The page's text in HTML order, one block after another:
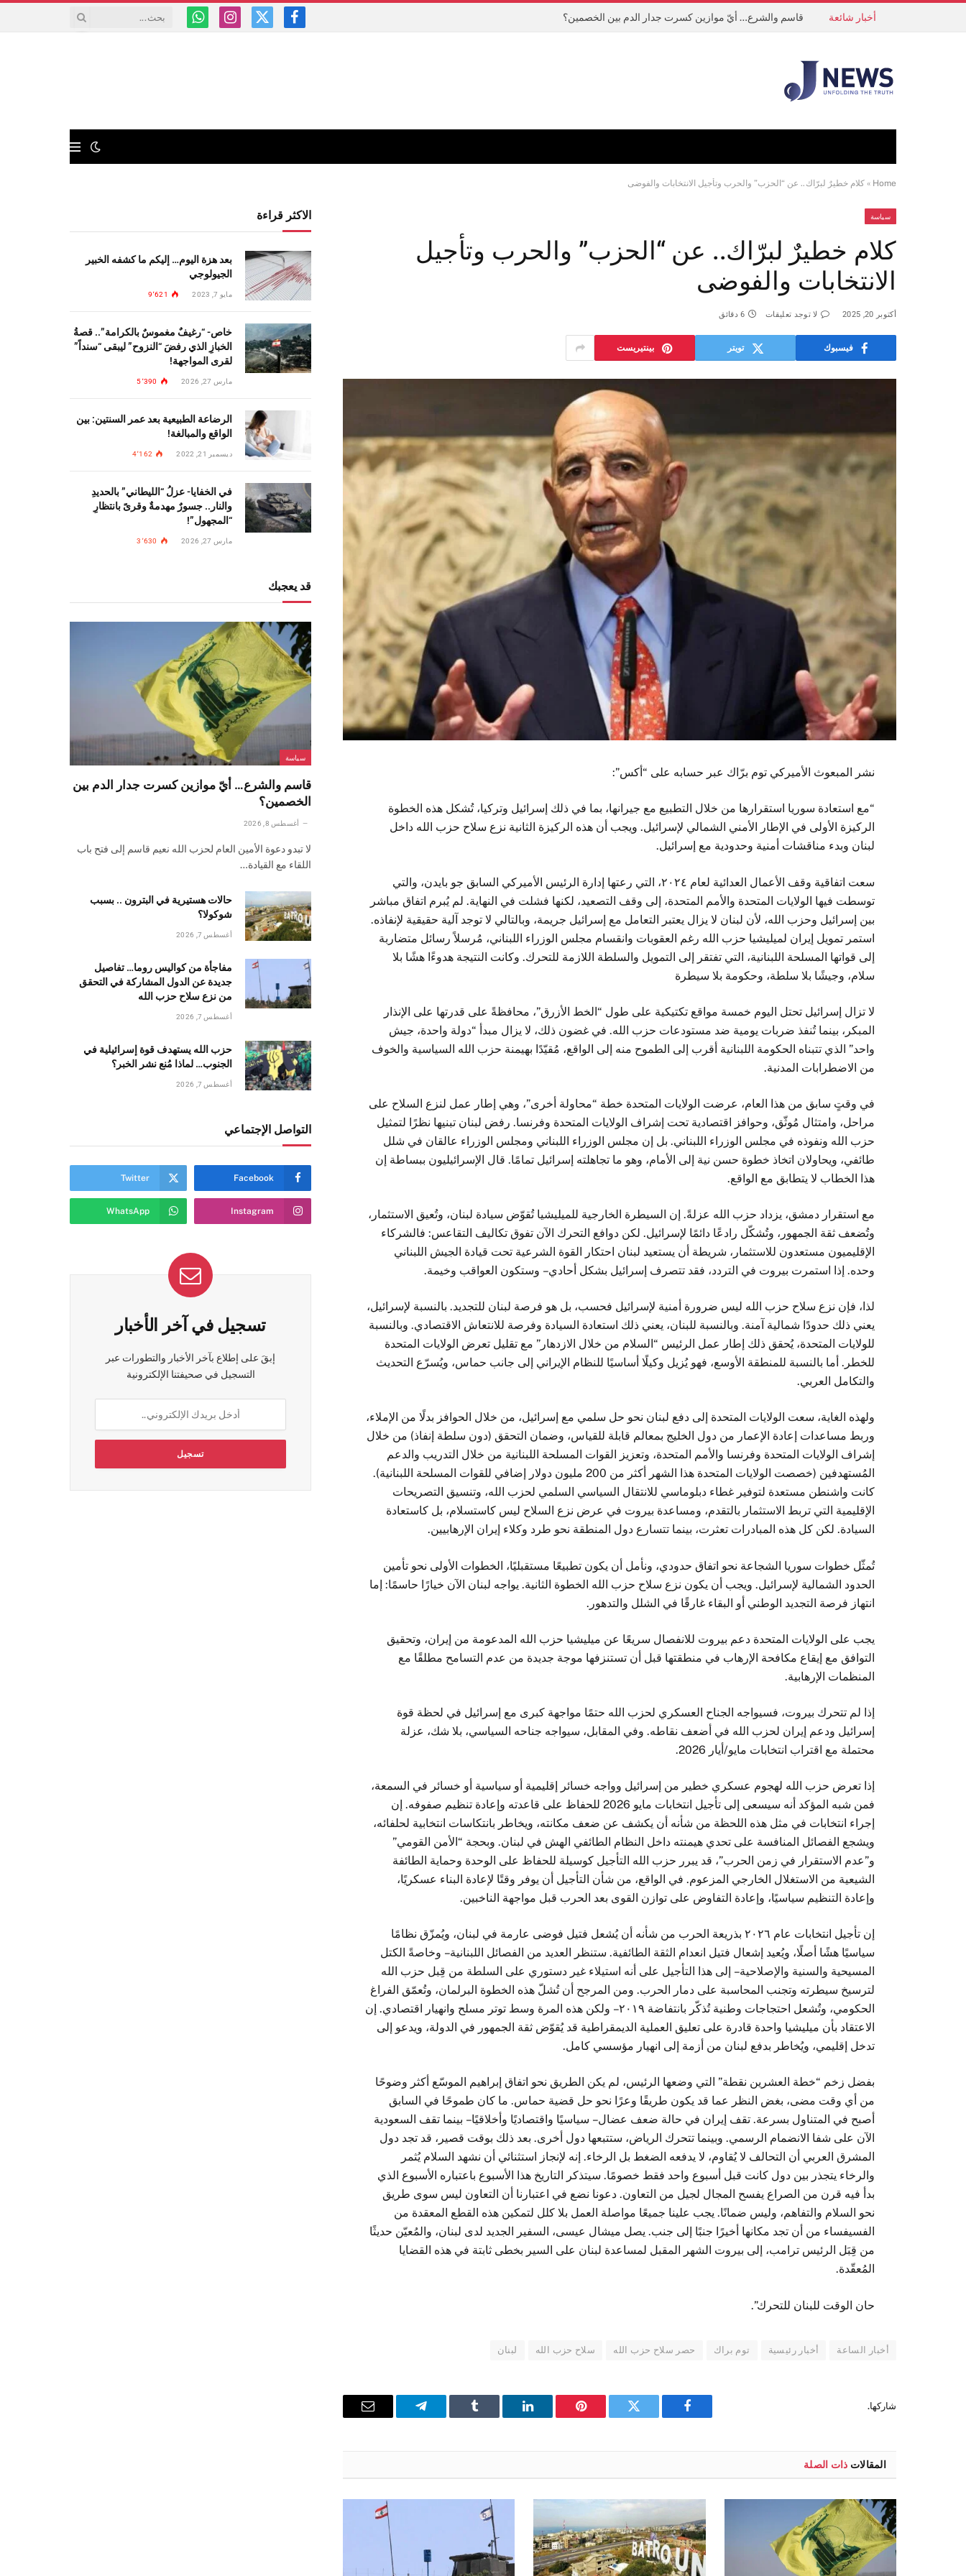
أخبار شائعة قاسم والشرع… أيّ موازين كسرت جدار الدم بين الخصمين؟
فيسبوكX
الانستغرامواتساب
Home
» كلام خطيرٌ لبرّاك.. عن “الحزب” والحرب وتأجيل الانتخابات والفوضى
سياسة
كلام خطيرٌ لبرّاك.. عن “الحزب” والحرب وتأجيل
الانتخابات والفوضى
أكتوبر 20, 2025 لا توجد تعليقات 6 دقائق
فيسبوك تويتر بينتيريست
نشر المبعوث الأميركي توم برّاك عبر حسابه على “أكس”:
“مع استعادة سوريا استقرارها من خلال التطبيع مع جيرانها، بما في ذلك إسرائيل وتركيا، تُشكل هذه الخطوة
الركيزة الأولى في الإطار الأمني ​​الشمالي لإسرائيل. ويجب أن هذه الركيزة الثانية نزع سلاح حزب الله داخل
لبنان وبدء مناقشات أمنية وحدودية مع إسرائيل.
سعت اتفاقية وقف الأعمال العدائية لعام ٢٠٢٤، التي رعتها إدارة الرئيس الأميركي السابق جو بايدن، والتي
توسطت فيها الولايات المتحدة والأمم المتحدة، إلى وقف التصعيد، لكنها فشلت في النهاية. لم يُبرم اتفاق مباشر
بين إسرائيل وحزب الله، لأن لبنان لا يزال يعتبر التعامل مع إسرائيل جريمة، وبالتالي لا توجد آلية حقيقية لإنفاذه.
استمر تمويل إيران لميليشيا حزب الله رغم العقوبات وانقسام مجلس الوزراء اللبناني، مُرسلاً رسائل متضاربة
إلى قواتها المسلحة اللبنانية، التي تفتقر إلى التمويل والسلطة اللازمة للتحرك. وكانت النتيجة هدوءًا هشًا بلا
سلام، وجيشًا بلا سلطة، وحكومة بلا سيطرة
لا تزال إسرائيل تحتل اليوم خمسة مواقع تكتيكية على طول “الخط الأزرق”، محافظةً على قدرتها على الإنذار
المبكر، بينما تُنفذ ضربات يومية ضد مستودعات حزب الله. في غضون ذلك، لا يزال مبدأ “دولة واحدة، جيش
واحد” الذي تتبناه الحكومة اللبنانية أقرب إلى الطموح منه إلى الواقع، مُقيّدًا بهيمنة حزب الله السياسية والخوف
من الاضطرابات المدنية.
في وقتٍ سابق من هذا العام، عرضت الولايات المتحدة خطة “محاولة أخرى”، وهي إطار عمل لنزع السلاح على
مراحل، وامتثال مُوثّق، وحوافز اقتصادية تحت إشراف الولايات المتحدة وفرنسا. رفض لبنان تبنيها نظرًا لتمثيل
حزب الله ونفوذه في مجلس الوزراء اللبناني. بل إن مجلس الوزراء اللبناني ومجلس الوزراء عالقان في شلل
طائفي، ويحاولان اتخاذ خطوة حسن نية إلى الأمام، وهو ما تجاهلته إسرائيل تمامًا. قال الإسرائيليون ببساطة إن
هذا الخطاب لا يتطابق مع الواقع.
مع استقرار دمشق، يزداد حزب الله عزلةً. إن السيطرة الخارجية للميليشيا تُقوّض سيادة لبنان، وتُعيق الاستثمار،
وتُضعف ثقة الجمهور، وتُشكّل رادعًا دائمًا لإسرائيل. لكن دوافع التحرك الآن تفوق تكاليف التقاعس: فالشركاء
الإقليميون مستعدون للاستثمار، شريطة أن يستعيد لبنان احتكار القوة الشرعية تحت قيادة الجيش اللبناني
وحده. إذا استمرت بيروت في التردد، فقد تتصرف إسرائيل بشكل أحادي – وستكون العواقب وخيمة.
لذا، فإن نزع سلاح حزب الله ليس ضرورة أمنية لإسرائيل فحسب، بل هو فرصة لبنان للتجديد. بالنسبة لإسرائيل،
يعني ذلك حدودًا شمالية آمنة. وبالنسبة للبنان، يعني ذلك استعادة السيادة وفرصة للانتعاش الاقتصادي. وبالنسبة
للولايات المتحدة، يُحقق ذلك إطار عمل الرئيس “السلام من خلال الازدهار” مع تقليل تعرض الولايات المتحدة
للخطر. أما بالنسبة للمنطقة الأوسع، فهو يُزيل وكيلًا أساسيًا للنظام الإيراني إلى جانب حماس، ويُسرّع التحديث
والتكامل العربي.
ولهذه الغاية، سعت الولايات المتحدة إلى دفع لبنان نحو حل سلمي مع إسرائيل، من خلال الحوافز بدلًا من الإملاء،
وربط مساعدات إعادة الإعمار من دول الخليج بمعالم قابلة للقياس، وضمان التحقق (دون سلطة إنفاذ) من خلال
إشراف الولايات المتحدة وفرنسا والأمم المتحدة، وتعزيز القوات المسلحة اللبنانية من خلال التدريب والدعم
المُستهدفين (خصصت الولايات المتحدة هذا الشهر أكثر من 200 مليون دولار إضافي للقوات المسلحة اللبنانية).
كانت واشنطن مستعدة لتوفير غطاء دبلوماسي للانتقال السياسي السلمي لحزب الله، وتنسيق التصريحات
الإقليمية التي تربط الاستثمار بالتقدم، ومساعدة بيروت في عرض نزع السلاح ليس كاستسلام، بل كاستعادة
السيادة. لكن كل هذه المبادرات تعثرت، بينما تتسارع دول المنطقة نحو طرد وكلاء إيران الإرهابيين.
تُمثّل خطوات سوريا الشجاعة نحو اتفاق حدودي، ونأمل أن يكون تطبيعًا مستقبليًا، الخطوات الأولى نحو تأمين
الحدود الشمالية لإسرائيل. ويجب أن يكون نزع سلاح حزب الله الخطوة الثانية. يواجه لبنان الآن خيارًا حاسمًا: إما
انتهاز فرصة التجديد الوطني أو البقاء غارقًا في الشلل والتدهور.
يجب على الولايات المتحدة دعم بيروت للانفصال سريعًا عن ميليشيا حزب الله المدعومة من إيران، وتحقيق
التوافق مع إيقاع مكافحة الإرهاب في منطقتها قبل أن تستنزفها موجة جديدة من عدم التسامح مطلقًا مع
المنظمات الإرهابية.
إذا لم تتحرك بيروت، فسيواجه الجناح العسكري لحزب الله حتمًا مواجهة كبرى مع إسرائيل في لحظة قوة
إسرائيل ودعم إيران لحزب الله في أضعف نقاطه. وفي المقابل، سيواجه جناحه السياسي، بلا شك، عزلة
محتملة مع اقتراب انتخابات مايو/أيار 2026.
إذا تعرض حزب الله لهجوم عسكري خطير من إسرائيل وواجه خسائر إقليمية أو سياسية أو خسائر في السمعة،
فمن شبه المؤكد أنه سيسعى إلى تأجيل انتخابات مايو 2026 للحفاظ على قاعدته وإعادة تنظيم صفوفه. إن
إجراء انتخابات في مثل هذه اللحظة من شأنه أن يكشف عن ضعف مكانته، ويخاطر بانتكاسات انتخابية لحلفائه،
ويشجع الفصائل المنافسة على تحدي هيمنته داخل النظام الطائفي الهش في لبنان. وبحجة “الأمن القومي”
و”عدم الاستقرار في زمن الحرب”، قد يبرر حزب الله التأجيل كوسيلة للحفاظ على الوحدة وحماية الطائفة
الشيعية من الاستغلال الخارجي المزعوم. في الواقع، من شأن التأجيل أن يوفر وقتًا لإعادة البناء عسكريًا،
وإعادة التنظيم سياسيًا، وإعادة التفاوض على توازن القوى بعد الحرب قبل مواجهة الناخبين.
إن تأجيل انتخابات عام ٢٠٢٦ بذريعة الحرب من شأنه أن يُشعل فتيل فوضى عارمة في لبنان، ويُمزّق نظامًا
سياسيًا هشًا أصلًا، ويُعيد إشعال فتيل انعدام الثقة الطائفية. ستنظر العديد من الفصائل اللبنانية – وخاصةً الكتل
المسيحية والسنية والإصلاحية – إلى هذا التأجيل على أنه استيلاء غير دستوري على السلطة من قِبل حزب الله
لترسيخ سيطرته وتجنب المحاسبة على دمار الحرب. ومن المرجح أن تُشلّ هذه الخطوة البرلمان، وتُعمّق الفراغ
الحكومي، وتُشعل احتجاجات وطنية تُذكّر بانتفاضة ٢٠١٩ – ولكن هذه المرة وسط توتر مسلح وانهيار اقتصادي. إن
الاعتقاد بأن ميليشيا واحدة قادرة على تعليق العملية الديمقراطية قد يُقوّض ثقة الجمهور في الدولة، ويدعو إلى
تدخل إقليمي، ويُخاطر بدفع لبنان من أزمة إلى انهيار مؤسسي كامل.
بفضل زخم “خطة العشرين نقطة” التي وضعها الرئيس، لم يكن الطريق نحو اتفاق إبراهيم الموسّع أكثر وضوحًا
من أي وقت مضى، بغض النظر عما قد يكون طريقًا وعرًا نحو حل قضية حماس. ما كان طموحًا في السابق
أصبح في المتناول بسرعة. تقف إيران في حالة ضعف عضال – سياسيًا واقتصاديًا وأخلاقيًا – بينما تقف السعودية
الآن على شفا الانضمام الرسمي. وبينما تتحرك الرياض، ستتبعها دول أخرى. بعد ذلك بوقت قصير، قد تجد دول
المشرق العربي أن التحالف لا يُقاوم، لا يدفعه الضغط بل الرخاء. إنه لإنجاز استثنائي أن نشهد السلام يُثمر
والرخاء يتجذر بين دول كانت قبل أسبوع واحد فقط خصومًا. سيتذكر التاريخ هذا الأسبوع باعتباره الأسبوع الذي
بدأ فيه قرن من الصراع يفسح المجال لجيل من التعاون. دعونا نضع في اعتبارنا أن التعاون ليس سوى طريق
نحو السلام والتفاهم، وليس ضمانًا. يجب علينا جميعًا مواصلة العمل بلا كلل لتمكين هذه القطع المعقدة من
الفسيفساء من أن تجد مكانها أخيرًا جنبًا إلى جنب. يصل ميشال عيسى، السفير الجديد لدى لبنان، والمُعيّن حديثًا
من قِبَل الرئيس ترامب، إلى بيروت الشهر المقبل لمساعدة لبنان على السير بخطى ثابتة في هذه القضايا
المُعقّدة.
حان الوقت للبنان للتحرك”.
أخبار الساعة أخبار رئيسية توم براك حصر سلاح حزب الله سلاح حزب الله لبنان
شاركها.
فيسبوك تويتر بينتيريستلينكدإن Tumblr تيلقرام
البريد
المقالات ذات الصلة
الاكثر قراءة
بعد هزة اليوم… إليكم ما كشفه الخبير
الجيولوجي
مايو 7, 2023 9٬621
خاص- “رغيفٌ مغموسٌ بالكرامة”.. قصةُ
الخبازِ الذي رفضَ “النزوح” ليبقى “سنداً”
لقرى المواجهة!
مارس 27, 2026 5٬390
الرضاعة الطبيعية بعد عمر السنتين: بين
الواقع والمبالغة!
ديسمبر 21, 2022 4٬162
في الخفايا- عزلُ “الليطاني” بالحديدِ
والنار.. جسورٌ مهدمةٌ وقرىً بانتظارِ
“المجهول”!
مارس 27, 2026 3٬630
قد يعجبك
سياسة
قاسم والشرع… أيّ موازين كسرت جدار الدم بين
الخصمين؟
أغسطس 8, 2026
لا تبدو دعوة الأمين العام لحزب الله نعيم قاسم إلى فتح باب
اللقاء مع القيادة…
حالات هستيرية في البترون .. بسبب
شوكولا؟
أغسطس 7, 2026
مفاجأة من كواليس روما… تفاصيل
جديدة عن الدول المشاركة في التحقق
من نزع سلاح حزب الله
أغسطس 7, 2026
حزب الله يستهدف قوة إسرائيلية في
الجنوب… لماذا مُنع نشر الخبر؟
أغسطس 7, 2026
التواصل الإجتماعي
Facebook
Twitter
Instagram
WhatsApp
تسجيل في آخر الأخبار
إبقَ على إطلاع بآخر الأخبار والتطورات عبر
التسجيل في صحيفتنا الإلكترونية